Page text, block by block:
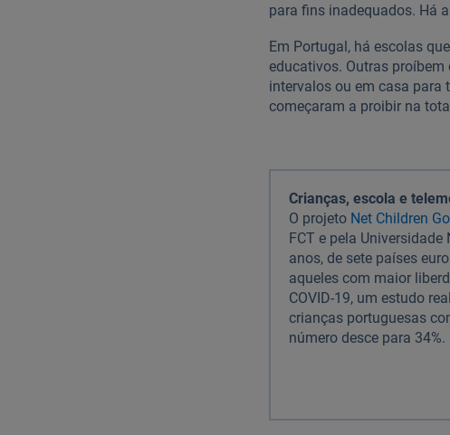
para fins inadequados. Há
Em Portugal, há escolas
educativos. Outras
intervalos ou em casa para
começaram a proibir na
Crianças, escola e
O projeto Net Children
FCT e pela
anos, de sete países
aqueles com maior
COVID-19, um estudo
crianças portuguesas
número desce para 34%.